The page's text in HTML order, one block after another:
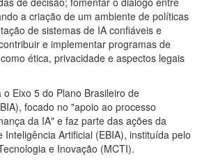
a criação de um ambiente de políticas
de sistemas de IA confiáveis e
e implementar programas de
ética, privacidade e aspectos legais
Eixo 5 do Plano Brasileiro de
focado no "apoio ao processo
da IA" e faz parte das ações da
Inteligência Artificial (EBIA), instituída pelo
e Inovação (MCTI).